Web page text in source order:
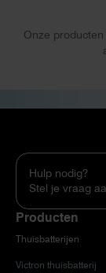
Onze
Hulp nodig?
Stel je vraag
Producten
Thuisbatterijen
Victron thuisbatterij